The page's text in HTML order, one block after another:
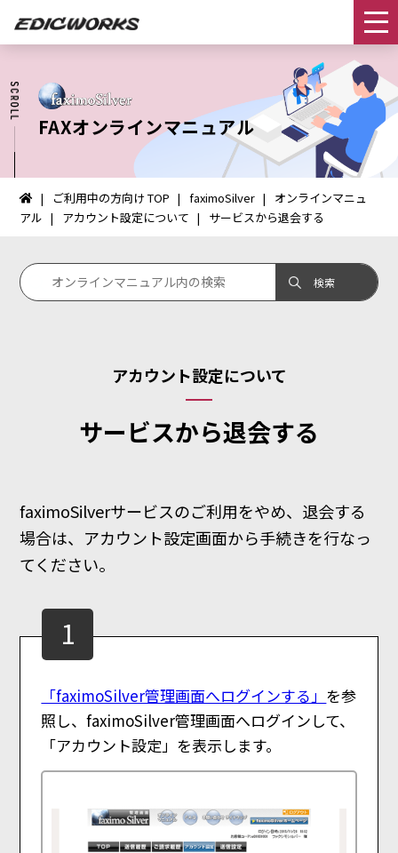
FAXオンラインマニュアル
イ
ご利用中の方向け TOP faximoSilver
オンラインマニュ
アル
アカウント設定について サービスから退会する
アカウント設定について
サービスから退会する
faximoSilverサービスのご利用をやめ、退会する
場合は、アカウント設定画面から手続きを行なっ
てください。
1
「faximoSilver管理画面へログインする」 を参
照し、faximoSilver管理画面へログインして、
「アカウント設定」を表示します。